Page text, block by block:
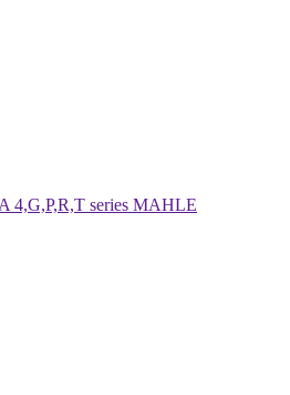
4,G,P,R,T series MAHLE